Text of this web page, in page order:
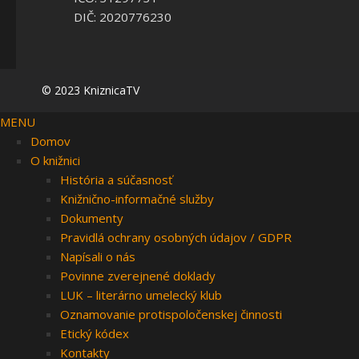
DIČ: 2020776230
© 2023 KniznicaTV
MENU
Domov
O knižnici
História a súčasnosť
Knižnično-informačné služby
Dokumenty
Pravidlá ochrany osobných údajov / GDPR
Napísali o nás
Povinne zverejnené doklady
LUK – literárno umelecký klub
Oznamovanie protispoločenskej činnosti
Etický kódex
Kontakty